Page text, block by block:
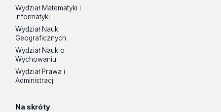
Wydział Matematyki i
Informatyki
Wydział Nauk
Geograficznych
Wydział Nauk o
Wychowaniu
Wydział Prawa i
Administracji
Na skróty